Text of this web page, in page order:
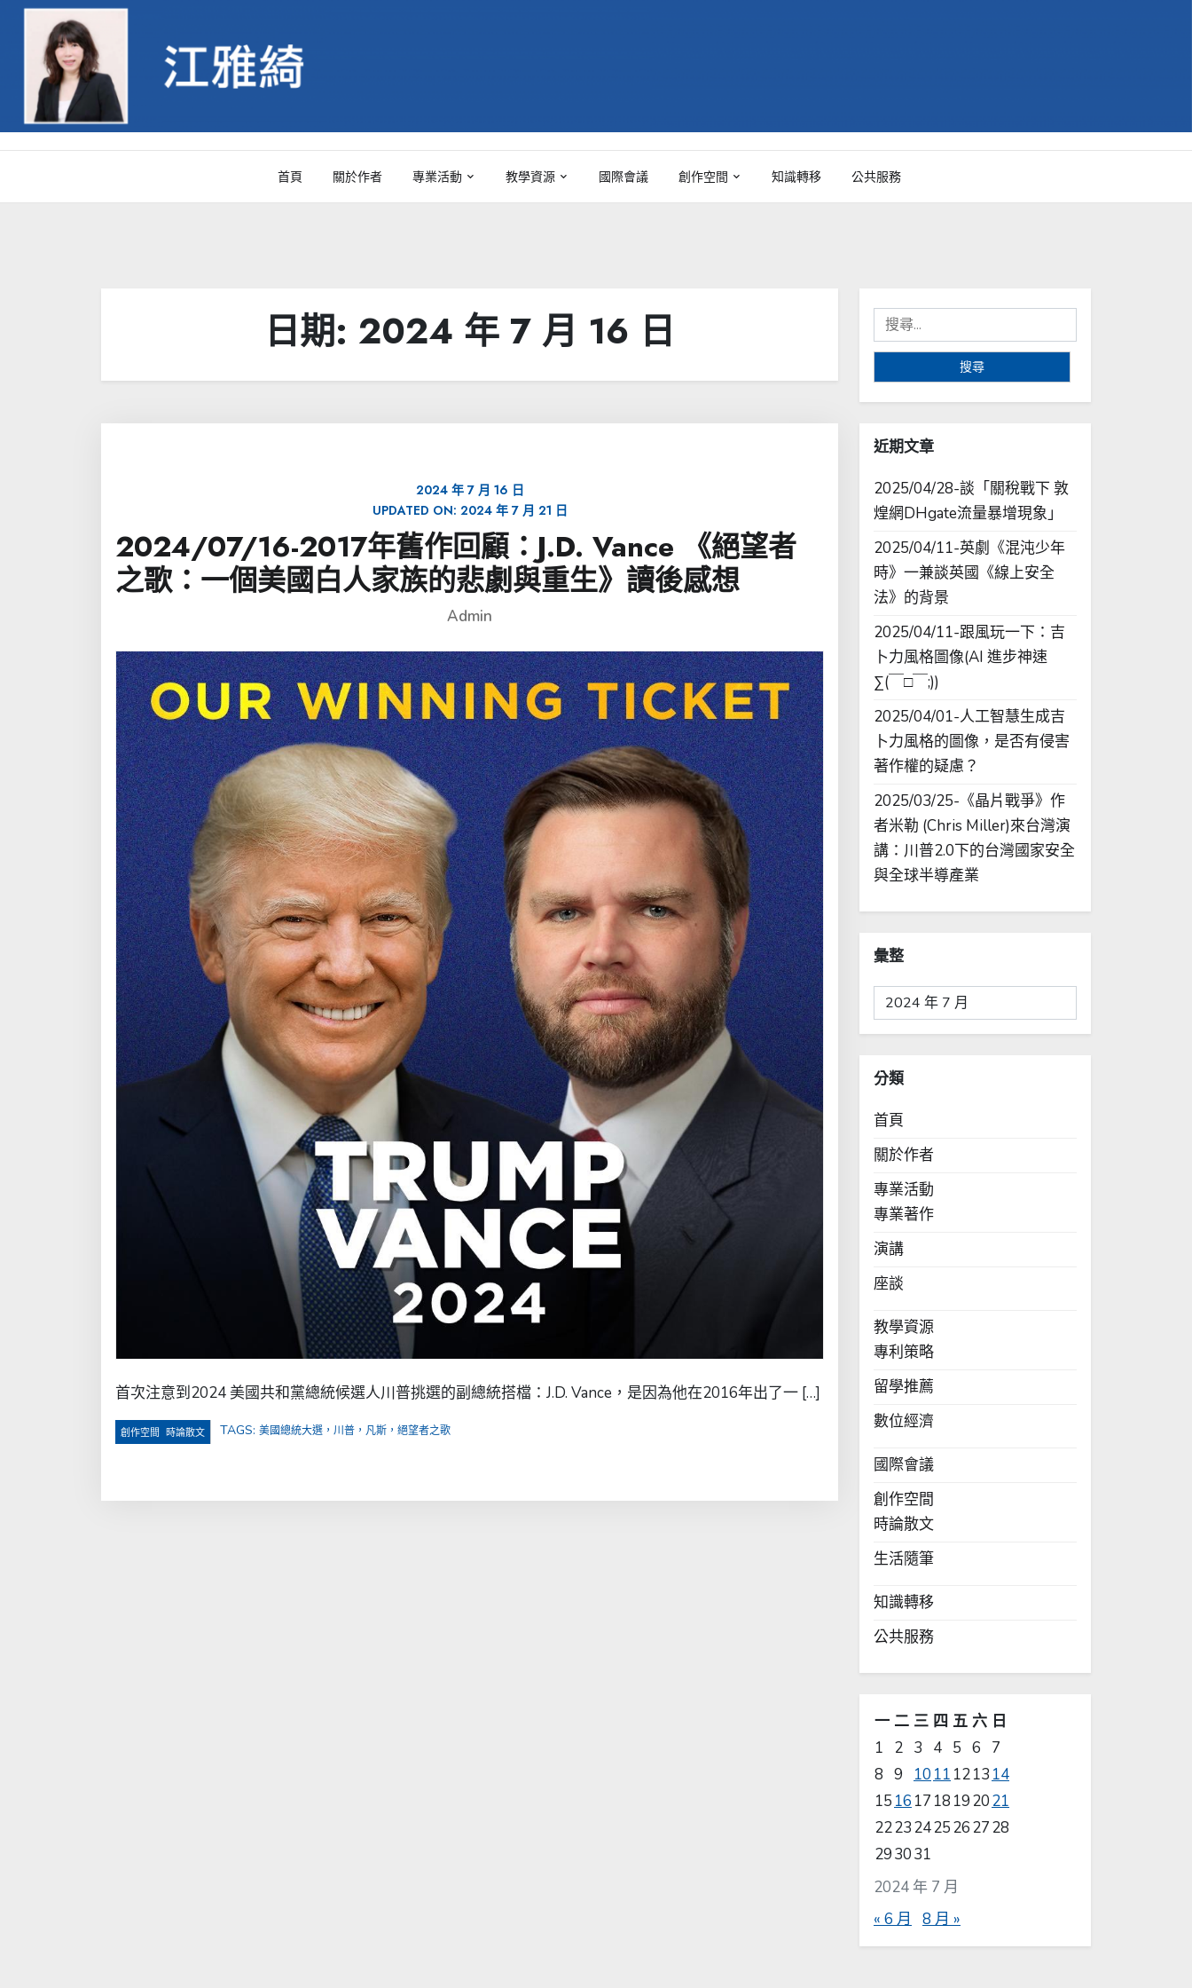
Skip
content
首頁 關於作者 專業活動 教學資源 國際會議 創作空間 知識轉移 公共服務
日期: 2024 年 7 月 16 日
2024 年 7 月 16 日
UPDATED ON: 2024 年 7 月 21 日
2024/07/16-2017年舊作回顧：J.D. Vance 《絕望者
之歌：一個美國白人家族的悲劇與重生》讀後感想
Admin
首次注意到2024 美國共和黨總統候選人川普挑選的副總統搭檔：J.D. Vance，是因為他在2016年出了一 […]
創作空間 時論散文 TAGS: 美國總統大選，川普，凡斯，絕望者之歌
搜
尋
近期文章
2025/04/28-談「關稅戰下 敦
煌網DHgate流量暴增現象」
2025/04/11-英劇《混沌少年
時》一兼談英國《線上安全
法》的背景
2025/04/11-跟風玩一下：吉
卜力風格圖像(AI 進步神速
∑(￣□￣;))
2025/04/01-人工智慧生成吉
卜力風格的圖像，是否有侵害
著作權的疑慮？
2025/03/25-《晶片戰爭》作
者米勒 (Chris Miller)來台灣演
講：川普2.0下的台灣國家安全
與全球半導產業
彙整
彙
整
分類
首頁
關於作者
專業活動
專業著作
演講
座談
教學資源
專利策略
留學推薦
數位經濟
國際會議
創作空間
時論散文
生活隨筆
知識轉移
公共服務
2024 年 7 月
一 二 三 四 五 六 日
1
2 3 4 5 6
7
8 9 10 11 1213 14
15 16 17 18 192021
22232425262728
293031
« 6 月 8 月 »